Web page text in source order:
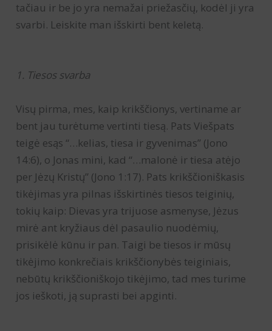
tačiau ir be jo yra nemažai priežasčių, kodėl ji yra
svarbi. Leiskite man išskirti bent keletą.
1. Tiesos svarba
Visų pirma, mes, kaip krikščionys, vertiname ar
bent jau turėtume vertinti tiesą. Pats Viešpats
teigė esąs “…kelias, tiesa ir gyvenimas” (Jono
14:6), o Jonas mini, kad “…malonė ir tiesa atėjo
per Jėzų Kristų” (Jono 1:17). Pats krikščioniškasis
tikėjimas yra pilnas išskirtinės tiesos teiginių,
tokių kaip: Dievas yra trijuose asmenyse, Jėzus
mirė ant kryžiaus dėl pasaulio nuodėmių,
prisikėlė kūnu ir pan. Taigi be tiesos ir mūsų
tikėjimo konkrečiais krikščionybės teiginiais,
nebūtų krikščioniškojo tikėjimo, tad mes turime
jos ieškoti, ją suprasti bei apginti.